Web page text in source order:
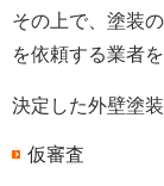
その上で、塗装
を依頼する業者
決定した外壁塗
仮審査